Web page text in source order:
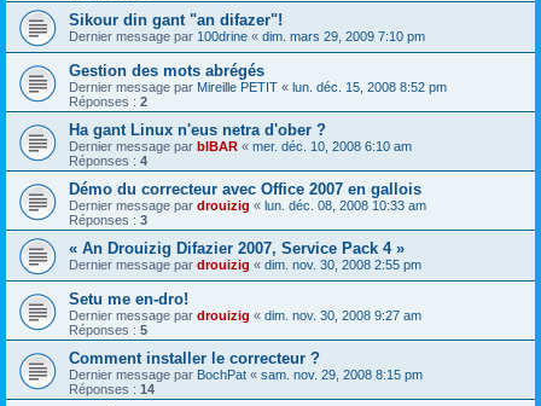
Sikour din gant "an difazer"!
Dernier message par 100drine « dim. mars 29, 2009 7:10 pm
Gestion des mots abrégés
Dernier message par Mireille PETIT « lun. déc. 15, 2008 8:52 pm
Réponses : 2
Ha gant Linux n'eus netra d'ober ?
Dernier message par bIBAR « mer. déc. 10, 2008 6:10 am
Réponses : 4
Démo du correcteur avec Office 2007 en gallois
Dernier message par drouizig « lun. déc. 08, 2008 10:33 am
Réponses : 3
« An Drouizig Difazier 2007, Service Pack 4 »
Dernier message par drouizig « dim. nov. 30, 2008 2:55 pm
Setu me en-dro!
Dernier message par drouizig « dim. nov. 30, 2008 9:27 am
Réponses : 5
Comment installer le correcteur ?
Dernier message par BochPat « sam. nov. 29, 2008 8:15 pm
Réponses : 14